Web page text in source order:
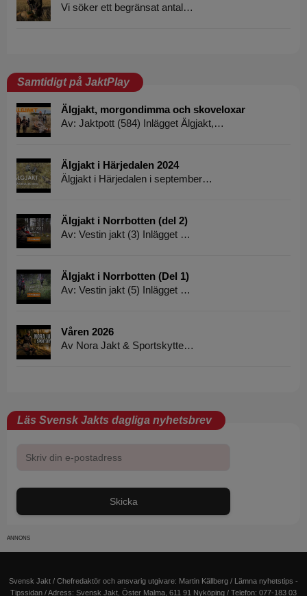
Vi söker ett begränsat antal…
Samtidigt på JaktPlay
Älgjakt, morgondimma och skoveloxar
Av: Jaktpott (584) Inlägget Älgjakt,…
Älgjakt i Härjedalen 2024
Älgjakt i Härjedalen i september…
Älgjakt i Norrbotten (del 2)
Av: Vestin jakt (3) Inlägget …
Älgjakt i Norrbotten (Del 1)
Av: Vestin jakt (5) Inlägget …
Våren 2026
Av Nora Jakt & Sportskytte…
Läs Svensk Jakts dagliga nyhetsbrev
Skicka
Svensk Jakt / Chefredaktör och ansvarig utgivare: Martin Källberg / Lämna nyhetstips -
Tipssidan / Adress: Svensk Jakt, Öster Malma, 611 91 Nyköping / Telefon: 077-183 03